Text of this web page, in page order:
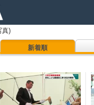
真)
新着順